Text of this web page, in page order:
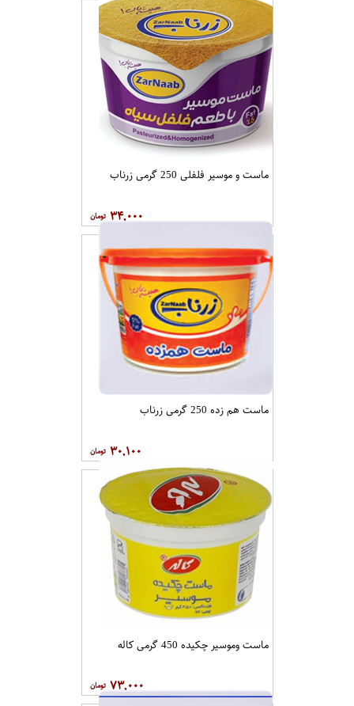
ماست و موسیر فلفلی 250 گرمی زرناب
۳۴,۰۰۰
ماست هم زده 250 گرمی زرناب
۳۰,۱۰۰
ماست وموسیر چکیده 450 گرمی کاله
۷۳,۰۰۰